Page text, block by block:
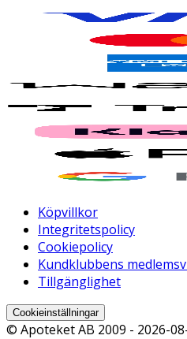
Köpvillkor
Integritetspolicy
Cookiepolicy
Kundklubbens
Tillgänglighet
Cookieinställningar
© Apoteket AB 2009 - 2026-